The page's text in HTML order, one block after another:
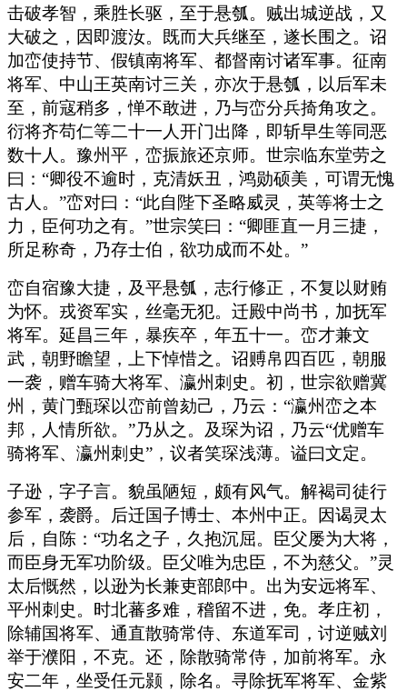
击破孝智，乘胜长驱，至于悬瓠。贼出城逆战，又
大破之，因即渡汝。既而大兵继至，遂长围之。诏
加峦使持节、假镇南将军、都督南讨诸军事。征南
将军、中山王英南讨三关，亦次于悬瓠，以后军未
至，前寇稍多，惮不敢进，乃与峦分兵掎角攻之。
衍将齐苟仁等二十一人开门出降，即斩早生等同恶
数十人。豫州平，峦振旅还京师。世宗临东堂劳之
曰：“卿役不逾时，克清妖丑，鸿勋硕美，可谓无愧
古人。”峦对曰：“此自陛下圣略威灵，英等将士之
力，臣何功之有。”世宗笑曰：“卿匪直一月三捷，
所足称奇，乃存士伯，欲功成而不处。”
峦自宿豫大捷，及平悬瓠，志行修正，不复以财贿
为怀。戎资军实，丝毫无犯。迁殿中尚书，加抚军
将军。延昌三年，暴疾卒，年五十一。峦才兼文
武，朝野瞻望，上下悼惜之。诏赙帛四百匹，朝服
一袭，赠车骑大将军、瀛州刺史。初，世宗欲赠冀
州，黄门甄琛以峦前曾劾己，乃云：“瀛州峦之本
邦，人情所欲。”乃从之。及琛为诏，乃云“优赠车
骑将军、瀛州刺史”，议者笑琛浅薄。谥曰文定。
子逊，字子言。貌虽陋短，颇有风气。解褐司徒行
参军，袭爵。后迁国子博士、本州中正。因谒灵太
后，自陈：“功名之子，久抱沉屈。臣父屡为大将，
而臣身无军功阶级。臣父唯为忠臣，不为慈父。”灵
太后慨然，以逊为长兼吏部郎中。出为安远将军、
平州刺史。时北蕃多难，稽留不进，免。孝庄初，
除辅国将军、通直散骑常侍、东道军司，讨逆贼刘
举于濮阳，不克。还，除散骑常侍，加前将军。永
安二年，坐受任元颢，除名。寻除抚军将军、金紫